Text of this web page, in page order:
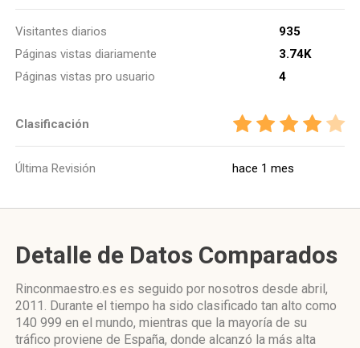
Visitantes diarios
935
Páginas vistas diariamente
3.74K
Páginas vistas pro usuario
4
Clasificación
Última Revisión hace 1 mes
Detalle de Datos Comparados
Rinconmaestro.es es seguido por nosotros desde abril,
2011. Durante el tiempo ha sido clasificado tan alto como
140 999 en el mundo, mientras que la mayoría de su
tráfico proviene de España, donde alcanzó la más alta